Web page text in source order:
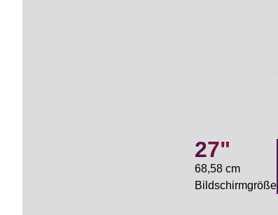
27"
68,58 cm
Bildschirmgröße